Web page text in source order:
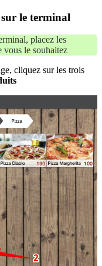
le terminal
placez les
vous le souhaitez
cliquez sur les trois